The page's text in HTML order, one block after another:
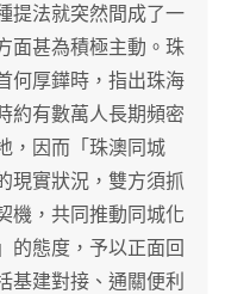
提法就突然間成了一
面甚為積極主動。珠
何厚鏵時，指出珠海
約有數萬人長期頻密
，因而「珠澳同城
現實狀況，雙方須抓
機，共同推動同城化
的態度，予以正面回
基建對接、通關便利